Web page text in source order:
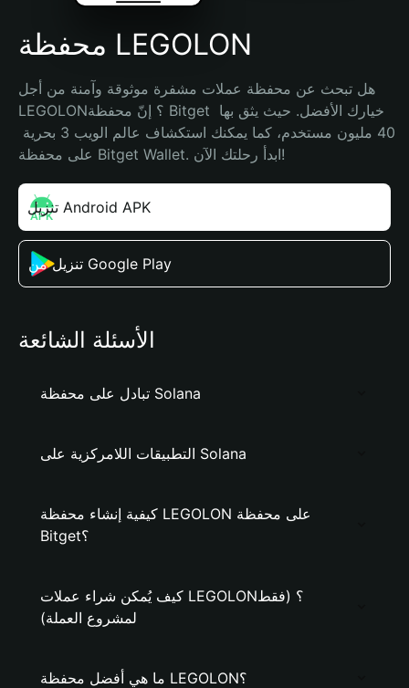
محفظة LEGOLON
هل تبحث عن محفظة عملات مشفرة موثوقة وآمنة من أجل
LEGOLON؟ إنّ محفظة Bitget خيارك الأفضل. حيث يثق بها
على محفظة Bitget Wallet. ابدأ رحلتك الآن!
تنزيل Android APK
تنزيل من Google Play
الأسئلة الشائعة
تبادل على محفظة Solana
التطبيقات اللامركزية على Solana
كيفية إنشاء محفظة LEGOLON على محفظة
Bitget؟
كيف يُمكن شراء عملات LEGOLON؟ (فقط
لمشروع العملة)
ما هي أفضل محفظة LEGOLON؟